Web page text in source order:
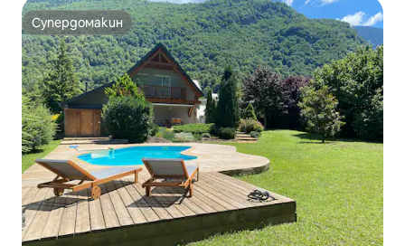
Супердомакин
Супердомакин